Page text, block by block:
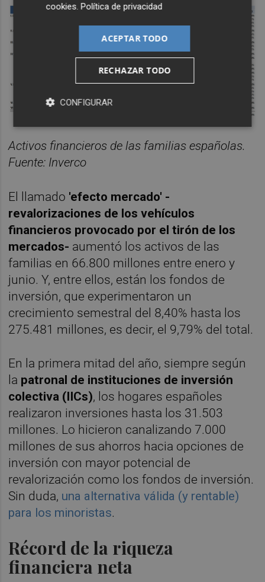
Activos financieros de las familias españolas.
Fuente: Inverco
El llamado 'efecto mercado' -
revalorizaciones de los vehículos
financieros provocado por el tirón de los
mercados- aumentó los activos de las
familias en 66.800 millones entre enero y
junio. Y, entre ellos, están los fondos de
inversión, que experimentaron un
crecimiento semestral del 8,40% hasta los
275.481 millones, es decir, el 9,79% del total.
En la primera mitad del año, siempre según
la patronal de instituciones de inversión
colectiva (IICs), los hogares españoles
realizaron inversiones hasta los 31.503
millones. Lo hicieron canalizando 7.000
millones de sus ahorros hacia opciones de
inversión con mayor potencial de
revalorización como los fondos de inversión.
Sin duda, una alternativa válida (y rentable)
para los minoristas.
Récord de la riqueza
financiera neta
cookies .Política de privacidad
ACEPTAR TODO
RECHAZAR TODO
CONFIGURAR